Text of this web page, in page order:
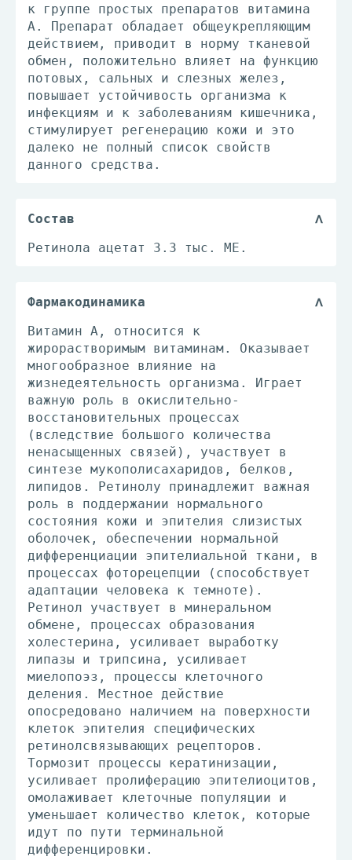
к группе простых препаратов витамина
А. Препарат обладает общеукрепляющим
действием, приводит в норму тканевой
обмен, положительно влияет на функцию
потовых, сальных и слезных желез,
повышает устойчивость организма к
инфекциям и к заболеваниям кишечника,
стимулирует регенерацию кожи и это
далеко не полный список свойств
данного средства.
Состав
Ретинола ацетат 3.3 тыс. МЕ.
Фармакодинамика
Витамин А, относится к
жирорастворимым витаминам. Оказывает
многообразное влияние на
жизнедеятельность организма. Играет
важную роль в окислительно-
восстановительных процессах
(вследствие большого количества
ненасыщенных связей), участвует в
синтезе мукополисахаридов, белков,
липидов. Ретинолу принадлежит важная
роль в поддержании нормального
состояния кожи и эпителия слизистых
оболочек, обеспечении нормальной
дифференциации эпителиальной ткани, в
процессах фоторецепции (способствует
адаптации человека к темноте).
Ретинол участвует в минеральном
обмене, процессах образования
холестерина, усиливает выработку
липазы и трипсина, усиливает
миелопоэз, процессы клеточного
деления. Местное действие
опосредовано наличием на поверхности
клеток эпителия специфических
ретинолсвязывающих рецепторов.
Тормозит процессы кератинизации,
усиливает пролиферацию эпителиоцитов,
омолаживает клеточные популяции и
уменьшает количество клеток, которые
идут по пути терминальной
дифференцировки.